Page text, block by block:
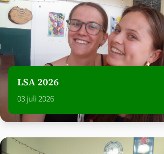
LSA 2026
03 juli 2026